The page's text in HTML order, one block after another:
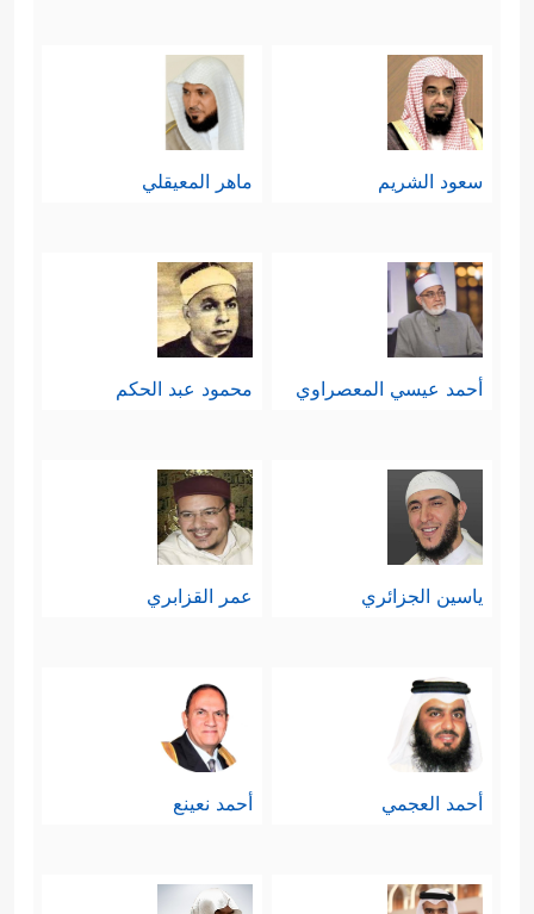
سعود الشريم ماهر المعيقلي
أحمد عيسي المعصراوي محمود عبد الحكم
ياسين الجزائري عمر القزابري
أحمد العجمي أحمد نعينع